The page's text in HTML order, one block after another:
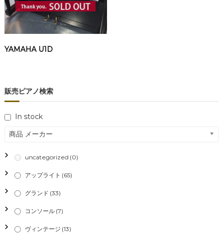
YAMAHA U1D
販売ピアノ検索
In stock
商品 メーカー
uncategorized (0)
アップライト (65)
グランド (33)
コンソール (7)
ヴィンテージ (13)